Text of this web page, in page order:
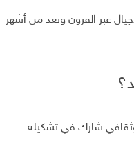
عبر القرون وتعد من أشهر
شارك في تشكيله